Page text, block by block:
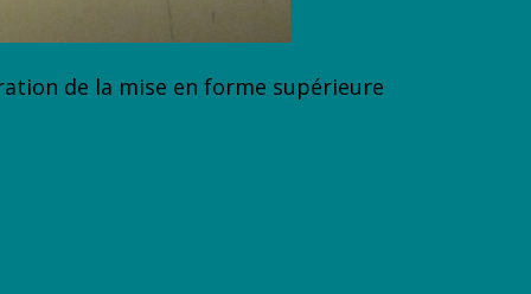
de la mise en forme supérieure